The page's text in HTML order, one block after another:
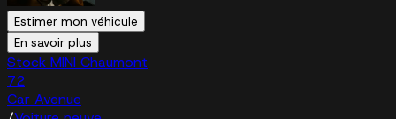
Estimer mon véhicule
En savoir plus
Stock MINI Chaumont
72
Car Avenue